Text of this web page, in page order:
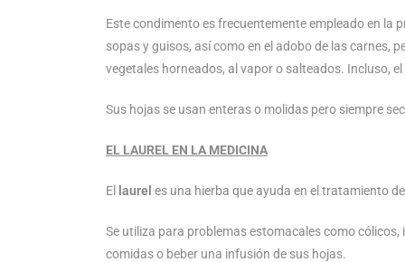
Este condimento es frecuentemente empleado en la
sopas y guisos, así como en el adobo de las carnes,
vegetales horneados, al vapor o salteados. Incluso, el
Sus hojas se usan enteras o molidas pero siempre
EL LAUREL EN LA MEDICINA
El laurel es una hierba que ayuda en el tratamiento
Se utiliza para problemas estomacales como
comidas o beber una infusión de sus hojas.